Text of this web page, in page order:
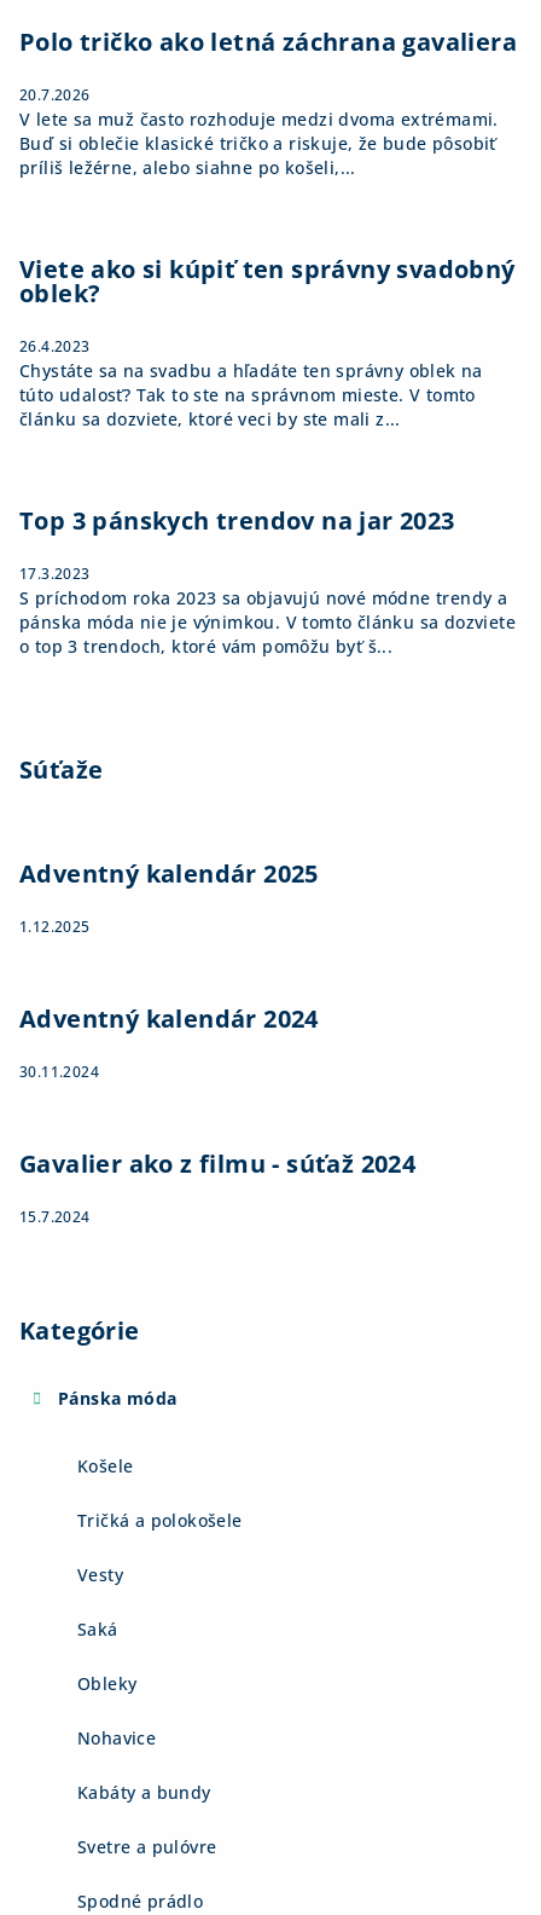
Polo tričko ako letná záchrana gavaliera
20.7.2026
V lete sa muž často rozhoduje medzi dvoma extrémami.
Buď si oblečie klasické tričko a riskuje, že bude pôsobiť
príliš ležérne, alebo siahne po košeli,...
Viete ako si kúpiť ten správny svadobný
oblek?
26.4.2023
Chystáte sa na svadbu a hľadáte ten správny oblek na
túto udalosť? Tak to ste na správnom mieste. V tomto
článku sa dozviete, ktoré veci by ste mali z...
Top 3 pánskych trendov na jar 2023
17.3.2023
S príchodom roka 2023 sa objavujú nové módne trendy a
pánska móda nie je výnimkou. V tomto článku sa dozviete
o top 3 trendoch, ktoré vám pomôžu byť š...
Súťaže
Adventný kalendár 2025
1.12.2025
Adventný kalendár 2024
30.11.2024
Gavalier ako z filmu - súťaž 2024
15.7.2024
Kategórie
Pánska móda
Košele
Tričká a polokošele
Vesty
Saká
Obleky
Nohavice
Kabáty a bundy
Svetre a pulóvre
Spodné prádlo